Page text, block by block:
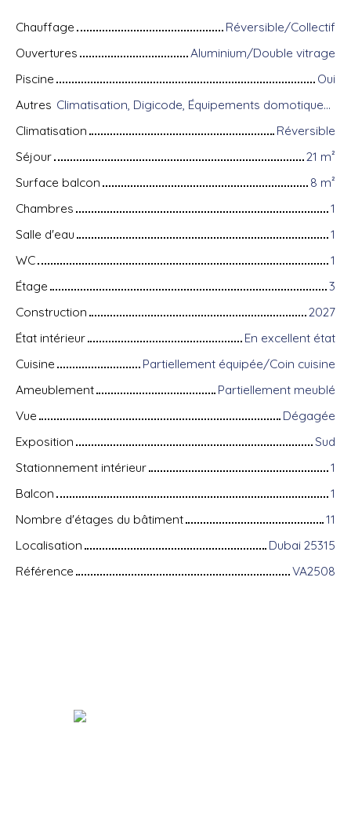
Chauffage
Réversible/Collectif
Ouvertures
Aluminium/Double vitrage
Piscine
Oui
Autres
Climatisation, Digicode, Équipements domotiques, Fibre optique, Gardien, Interphone, Portail motorisé, Porte blindée, Système d'alarme, Visiophone
Climatisation
Réversible
Séjour
21 m²
Surface balcon
8 m²
Chambres
1
Salle d'eau
1
WC
1
Étage
3
Construction
2027
État intérieur
En excellent état
Cuisine
Partiellement équipée/Coin cuisine
Ameublement
Partiellement meublé
Vue
Dégagée
Exposition
Sud
Stationnement intérieur
1
Balcon
1
Nombre d'étages du bâtiment
11
Localisation
Dubai 25315
Référence
VA2508